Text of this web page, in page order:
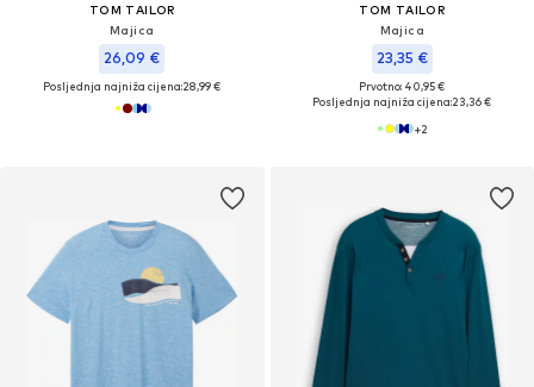
TOM TAILOR
Majica
26,09 €
Posljednja najniža cijena:28,99 €
TOM TAILOR
Majica
23,35 €
Prvotno: 40,95 €
Posljednja najniža cijena:23,36 €
+2